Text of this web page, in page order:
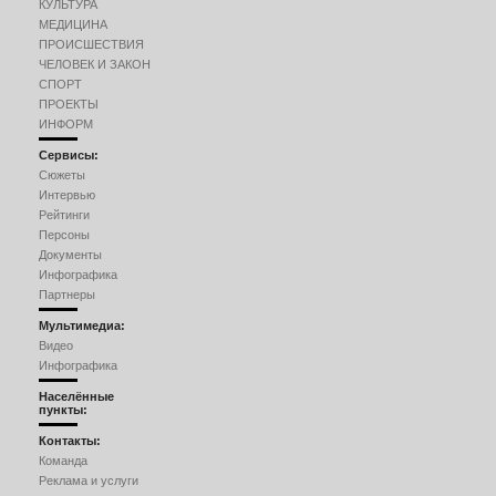
КУЛЬТУРА
МЕДИЦИНА
ПРОИСШЕСТВИЯ
ЧЕЛОВЕК И ЗАКОН
СПОРТ
ПРОЕКТЫ
ИНФОРМ
Сервисы:
Сюжеты
Интервью
Рейтинги
Персоны
Документы
Инфографика
Партнеры
Мультимедиа:
Видео
Инфографика
Населённые
пункты:
Контакты:
Команда
Реклама и услуги